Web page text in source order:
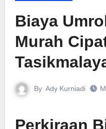
Biaya
Murah
By Ady Kurniadi
Perkiraan